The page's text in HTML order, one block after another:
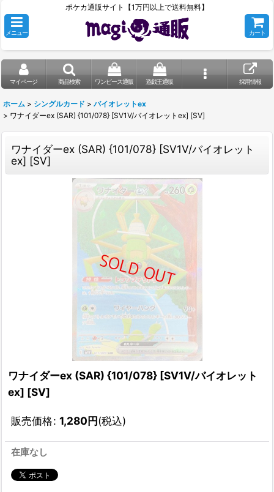
ポケカ通販サイト【1万円以上で送料無料】
メニュー カート
マイページ 商品検索 ワンピース通販 遊戯王通販 採用情報
ホーム > シングルカード > バイオレットex
> ワナイダーex (SAR) {101/078} [SV1V/バイオレットex] [SV]
ワナイダーex (SAR) {101/078} [SV1V/バイオレット
ex] [SV]
ワナイダーex (SAR) {101/078} [SV1V/バイオレット
ex] [SV]
販売価格: 1,280円(税込)
在庫なし